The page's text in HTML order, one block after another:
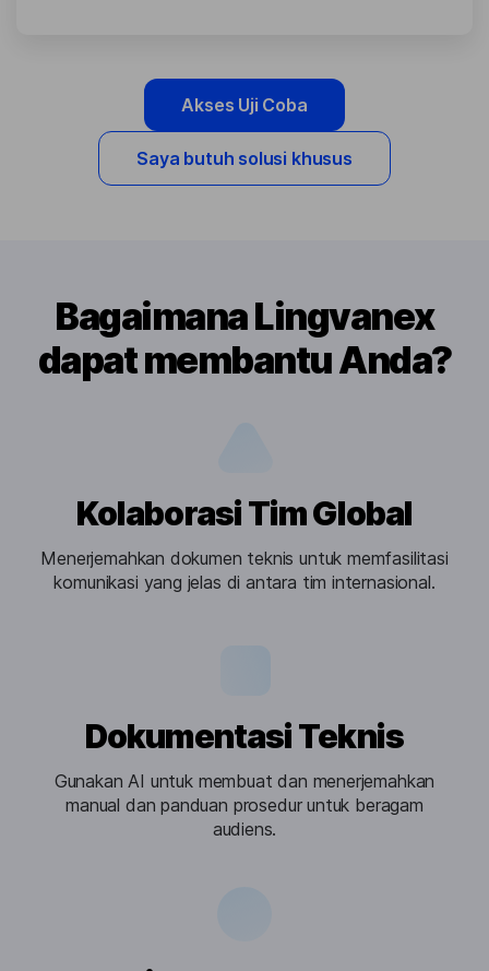
Akses Uji Coba
Saya butuh solusi khusus
Bagaimana Lingvanex
dapat membantu Anda?
Kolaborasi Tim Global
Menerjemahkan dokumen teknis untuk memfasilitasi
komunikasi yang jelas di antara tim internasional.
Dokumentasi Teknis
Gunakan AI untuk membuat dan menerjemahkan
manual dan panduan prosedur untuk beragam
audiens.